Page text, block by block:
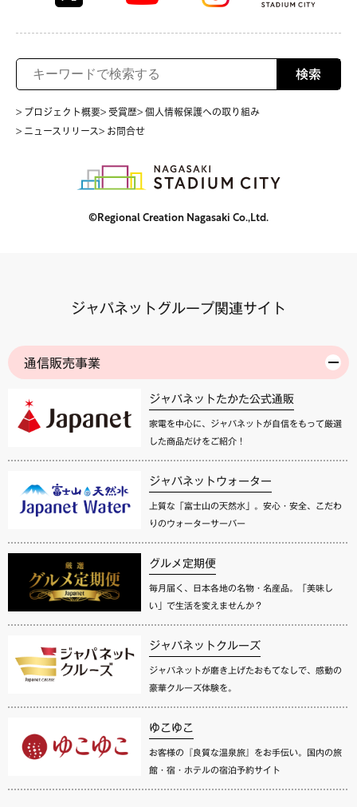
検索
> プロジェクト概要> 受賞歴> 個人情報保護への取り組み
> ニュースリリース> お問合せ
©Regional Creation Nagasaki Co.,Ltd.
ジャパネットグループ関連サイト
通信販売事業
ジャパネットたかた公式通販
家電を中心に、ジャパネットが自信をもって厳選
した商品だけをご紹介！
ジャパネットウォーター
上質な「富士山の天然水」。安心・安全、こだわ
りのウォーターサーバー
グルメ定期便
毎月届く、日本各地の名物・名産品。「美味し
い」で生活を変えませんか？
ジャパネットクルーズ
ジャパネットが磨き上げたおもてなしで、感動の
豪華クルーズ体験を。
ゆこゆこ
お客様の『良質な温泉旅』をお手伝い。国内の旅
館・宿・ホテルの宿泊予約サイト